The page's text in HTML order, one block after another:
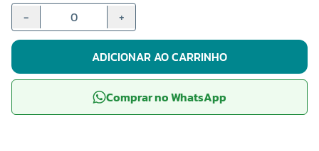
- +
ADICIONAR AO CARRINHO
Comprar no WhatsApp